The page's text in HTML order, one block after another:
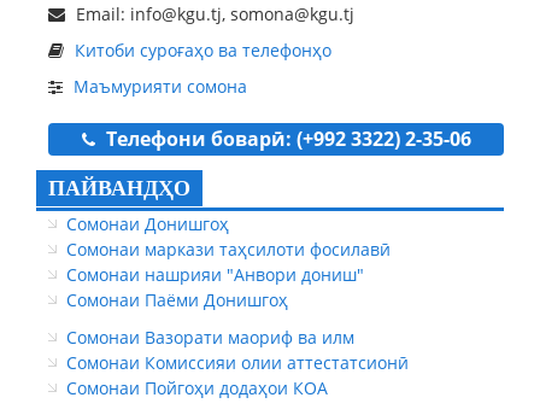
Email: info@kgu.tj, somona@kgu.tj
Китоби суроғаҳо ва телефонҳо
Маъмурияти сомона
Телефони боварӣ: (+992 3322) 2-35-06
ПАЙВАНДҲО
Сомонаи Донишгоҳ
Сомонаи маркази таҳсилоти фосилавӣ
Сомонаи нашрияи "Анвори дониш"
Сомонаи Паёми Донишгоҳ
Сомонаи Вазорати маориф ва илм
Сомонаи Комиссияи олии аттестатсионӣ
Сомонаи Пойгоҳи додаҳои КОА